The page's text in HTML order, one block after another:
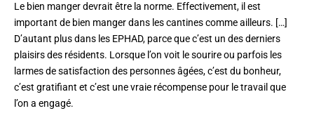
Le bien manger devrait être la norme. Effectivement, il est
important de bien manger dans les cantines comme ailleurs. […]
D’autant plus dans les EPHAD, parce que c’est un des derniers
plaisirs des résidents. Lorsque l’on voit le sourire ou parfois les
larmes de satisfaction des personnes âgées, c’est du bonheur,
c’est gratifiant et c’est une vraie récompense pour le travail que
l’on a engagé.